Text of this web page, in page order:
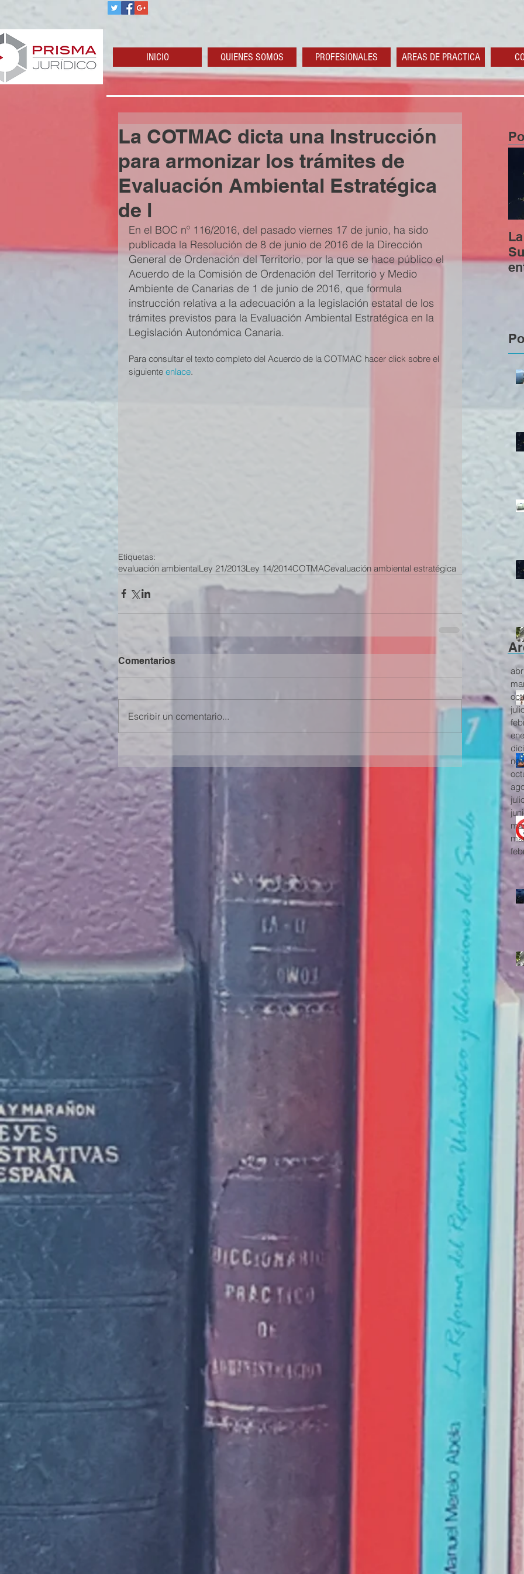
INICIO QUIENES SOMOS PROFESIONALES AREAS DE PRACTICA
La COTMAC dicta una Instrucción
para armonizar los trámites de
Evaluación Ambiental Estratégica
de l
En el BOC nº 116/2016, del pasado viernes 17 de junio, ha sido
publicada la Resolución de 8 de junio de 2016 de la Dirección
General de Ordenación del Territorio, por la que se hace público el
Acuerdo de la Comisión de Ordenación del Territorio y Medio
Ambiente de Canarias de 1 de junio de 2016, que formula
instrucción relativa a la adecuación a la legislación estatal de los
trámites previstos para la Evaluación Ambiental Estratégica en la
Legislación Autonómica Canaria.
Para consultar el texto completo del Acuerdo de la COTMAC hacer click sobre el
siguiente enlace.
Etiquetas:
evaluación ambientalLey 21/2013Ley 14/2014COTMACevaluación ambiental estratégica
Comentarios
Escribir un comentario...